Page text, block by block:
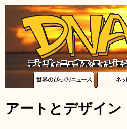
アートとデザイン